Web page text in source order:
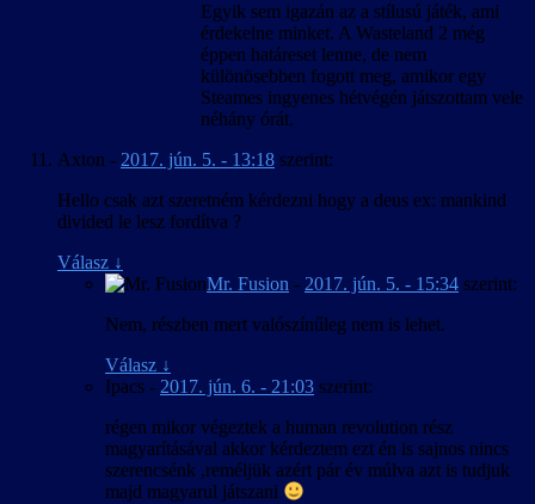
Egyik sem igazán az a stílusú játék, ami
érdekelne minket. A Wasteland 2 még
éppen határeset lenne, de nem
különösebben fogott meg, amikor egy
Steames ingyenes hétvégén játszottam vele
néhány órát.
Axton - 2017. jún. 5. - 13:18 szerint:
Hello csak azt szeretném kérdezni hogy a deus ex: mankind
divided le lesz fordítva ?
Válasz ↓
Mr. Fusion - 2017. jún. 5. - 15:34 szerint:
Nem, részben mert valószínűleg nem is lehet.
Válasz ↓
Ipacs - 2017. jún. 6. - 21:03 szerint:
régen mikor végeztek a human revolution rész
magyarításával akkor kérdeztem ezt én is sajnos nincs
szerencsénk ,reméljük azért pár év múlva azt is tudjuk
majd magyarul játszani